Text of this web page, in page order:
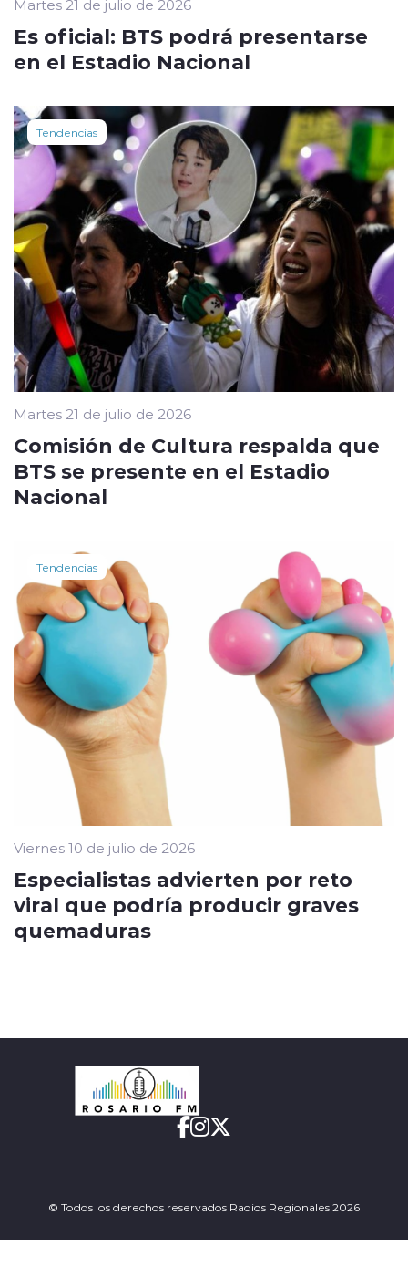
Martes 21 de julio de 2026
Es oficial: BTS podrá presentarse
en el Estadio Nacional
Tendencias
Martes 21 de julio de 2026
Comisión de Cultura respalda que
BTS se presente en el Estadio
Nacional
Tendencias
Viernes 10 de julio de 2026
Especialistas advierten por reto
viral que podría producir graves
quemaduras
© Todos los derechos reservados Radios Regionales 2026